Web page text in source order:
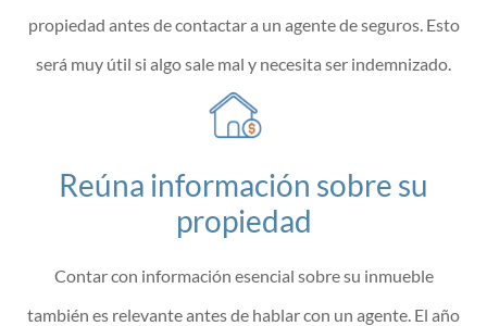
propiedad antes de contactar a un agente de seguros. Esto
será muy útil si algo sale mal y necesita ser indemnizado.
Reúna información sobre su
propiedad
Contar con información esencial sobre su inmueble
también es relevante antes de hablar con un agente. El año